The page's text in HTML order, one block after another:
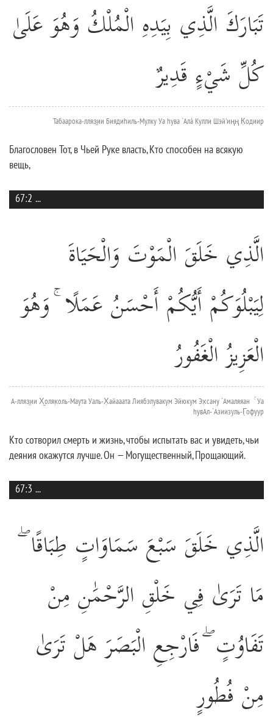
تَبَارَكَ الَّذِي بِيَدِهِ الْمُلْكُ وَهُوَ عَلَىٰ
كُلِّ شَيْءٍ قَدِيرٌ
Табаарока-лляз̱ии Биядиhиль-Мулку Уа hува `Алá Кулли Шэй'иңң К̣одиир
Благословен Тот, в Чьей Руке власть, Кто способен на всякую
вещь,
67:2 ...
الَّذِي خَلَقَ الْمَوْتَ وَالْحَيَاةَ
لِيَبْلُوَكُمْ أَيُّكُمْ أَحْسَنُ عَمَلًا ۚ وَهُوَ
الْعَزِيزُ الْغَفُورُ
А-лляз̱ии Х̮оляк̣оль-Маута Уаль-Х̣айааата Лиябэлувакум Эйюкум Эх̣сану `Амаляяан ۚ Уа
hувАл-`Азиизуль-Г̣офуур
Кто сотворил смерть и жизнь, чтобы испытать вас и увидеть, чьи
деяния окажутся лучше. Он — Могущественный, Прощающий.
67:3 ...
الَّذِي خَلَقَ سَبْعَ سَمَاوَاتٍ طِبَاقًا ۖ
مَا تَرَىٰ فِي خَلْقِ الرَّحْمَٰنِ مِنْ
تَفَاوُتٍ ۖ فَارْجِعِ الْبَصَرَ هَلْ تَرَىٰ
مِنْ فُطُورٍ